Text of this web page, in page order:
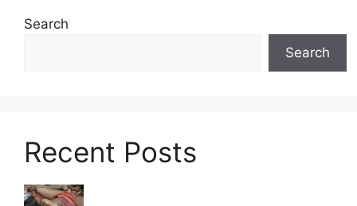
Search
Search
Recent Posts